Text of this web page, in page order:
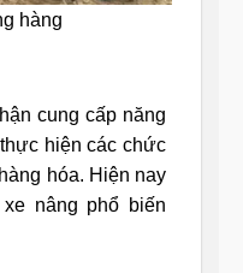
hàng
cung cấp năng
hiện các chức
hóa. Hiện nay
nâng phổ biến